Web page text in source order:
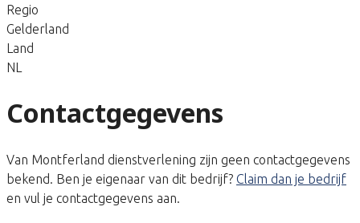
Regio
Gelderland
Land
NL
Contactgegevens
Van Montferland dienstverlening zijn geen contactgegevens
bekend. Ben je eigenaar van dit bedrijf? Claim dan je bedrijf
en vul je contactgegevens aan.